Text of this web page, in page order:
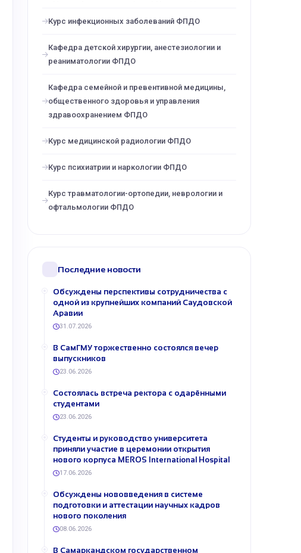
Курс инфекционных заболеваний ФПДО
Кафедра детской хирургии, анестезиологии и
реаниматологии ФПДО
Кафедра семейной и превентивной медицины,
общественного здоровья и управления
здравоохранением ФПДО
Курс медицинской радиологии ФПДО
Курс психиатрии и наркологии ФПДО
Курс травматологии-ортопедии, неврологии и
офтальмологии ФПДО
Последние новости
Обсуждены перспективы сотрудничества с
одной из крупнейших компаний Саудовской
Аравии
31.07.2026
В СамГМУ торжественно состоялся вечер
выпускников
23.06.2026
Состоялась встреча ректора с одарёнными
студентами
23.06.2026
Студенты и руководство университета
приняли участие в церемонии открытия
нового корпуса MEROS International Hospital
17.06.2026
Обсуждены нововведения в системе
подготовки и аттестации научных кадров
нового поколения
08.06.2026
В Самаркандском государственном